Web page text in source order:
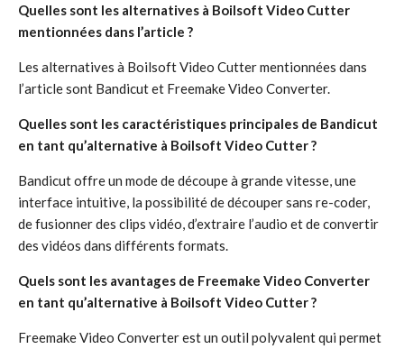
Quelles sont les alternatives à Boilsoft Video Cutter
mentionnées dans l’article ?
Les alternatives à Boilsoft Video Cutter mentionnées dans
l’article sont Bandicut et Freemake Video Converter.
Quelles sont les caractéristiques principales de Bandicut
en tant qu’alternative à Boilsoft Video Cutter ?
Bandicut offre un mode de découpe à grande vitesse, une
interface intuitive, la possibilité de découper sans re-coder,
de fusionner des clips vidéo, d’extraire l’audio et de convertir
des vidéos dans différents formats.
Quels sont les avantages de Freemake Video Converter
en tant qu’alternative à Boilsoft Video Cutter ?
Freemake Video Converter est un outil polyvalent qui permet